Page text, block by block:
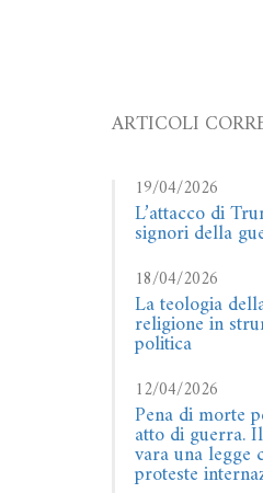
ARTICOLI
19/04/2026
L’attacco di
signori della
18/04/2026
La teologia
religione in
politica
12/04/2026
Pena di morte
atto di guerra.
vara una legge
proteste